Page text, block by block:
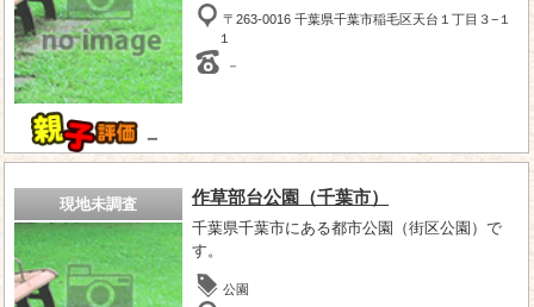
－
〒263-0016 千葉県千葉市稲毛区天台１丁目３−１
１
－
現地未調査 作草部台公園（千葉市）
千葉県千葉市にある都市公園（街区公園）で
す。
公園